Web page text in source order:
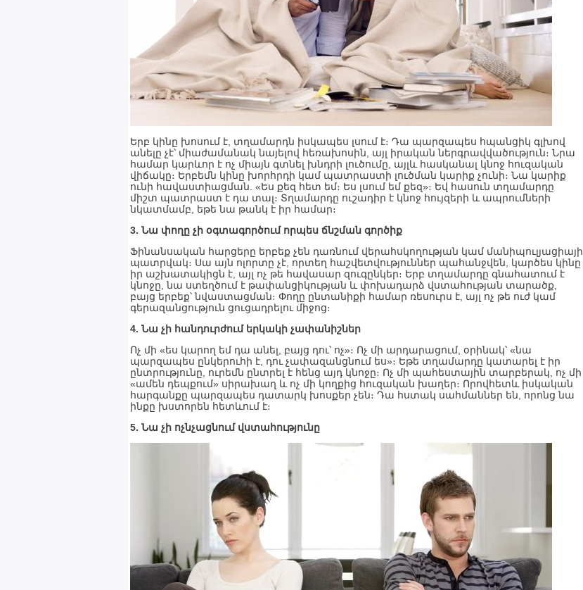
Երբ կինը խոսում է, տղամարդն իսկապես լսում է։ Դա պարզապես հպանցիկ գլխով
անելը չէ՝ միաժամանակ նայելով հեռախոսին, այլ իրական ներգրավվածություն։ Նրա
համար կարևոր է ոչ միայն գտնել խնդրի լուծումը, այլև հասկանալ կնոջ հուզական
վիճակը։ Երբեմն կինը խորհրդի կամ պատրաստի լուծման կարիք չունի։ Նա կարիք
ունի հավաստիացման. «Ես քեզ հետ եմ։ Ես լսում եմ քեզ»։ Եվ հասուն տղամարդը
միշտ պատրաստ է դա տալ։ Տղամարդը ուշադիր է կնոջ հույզերի և ապրումների
նկատմամբ, եթե նա թանկ է իր համար։
3. Նա փողը չի օգտագործում որպես ճնշման գործիք
Ֆինանսական հարցերը երբեք չեն դառնում վերահսկողության կամ մանիպուլյացիայի
պատրվակ։ Սա այն ոլորտը չէ, որտեղ հաշվետվություններ պահանջվեն, կարծես կինը
իր աշխատակիցն է, այլ ոչ թե հավասար զուգընկեր։ Երբ տղամարդը գնահատում է
կնոջը, նա ստեղծում է թափանցիկության և փոխադարձ վստահության տարածք,
բայց երբեք՝ նվաստացման։ Փողը ընտանիքի համար ռեսուրս է, այլ ոչ թե ուժ կամ
գերազանցություն ցուցադրելու միջոց։
4. Նա չի հանդուրժում երկակի չափանիշներ
Ոչ մի «ես կարող եմ դա անել, բայց դու՝ ոչ»։ Ոչ մի արդարացում, օրինակ՝ «նա
պարզապես ընկերուհի է, դու չափազանցնում ես»։ Եթե տղամարդը կատարել է իր
ընտրությունը, ուրեմն ընտրել է հենց այդ կնոջը։ Ոչ մի պահեստային տարբերակ, ոչ մի
«ամեն դեպքում» սիրախաղ և ոչ մի կողքից հուզական խաղեր։ Որովհետև իսկական
հարգանքը պարզապես դատարկ խոսքեր չեն։ Դա հստակ սահմաններ են, որոնց նա
ինքը խստորեն հետևում է։
5. Նա չի ոչնչացնում վստահությունը